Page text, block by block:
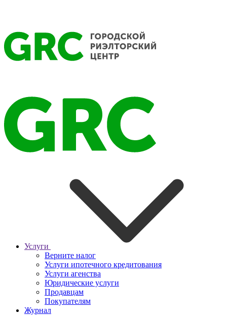
Услуги
Верните налог
Услуги ипотечного кредитования
Услуги агенства
Юридические услуги
Продавцам
Покупателям
Журнал